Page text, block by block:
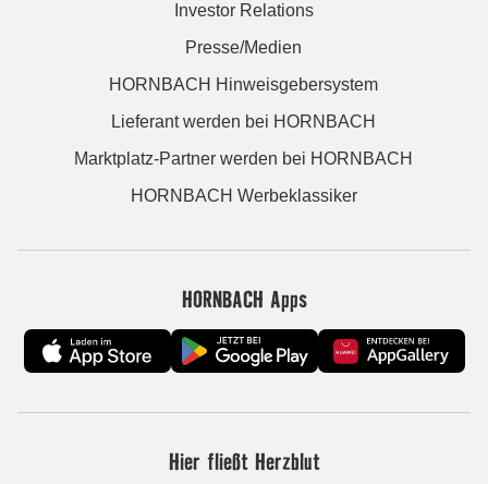
Investor Relations
Presse/Medien
HORNBACH Hinweisgebersystem
Lieferant werden bei HORNBACH
Marktplatz-Partner werden bei HORNBACH
HORNBACH Werbeklassiker
HORNBACH Apps
Hier fließt Herzblut